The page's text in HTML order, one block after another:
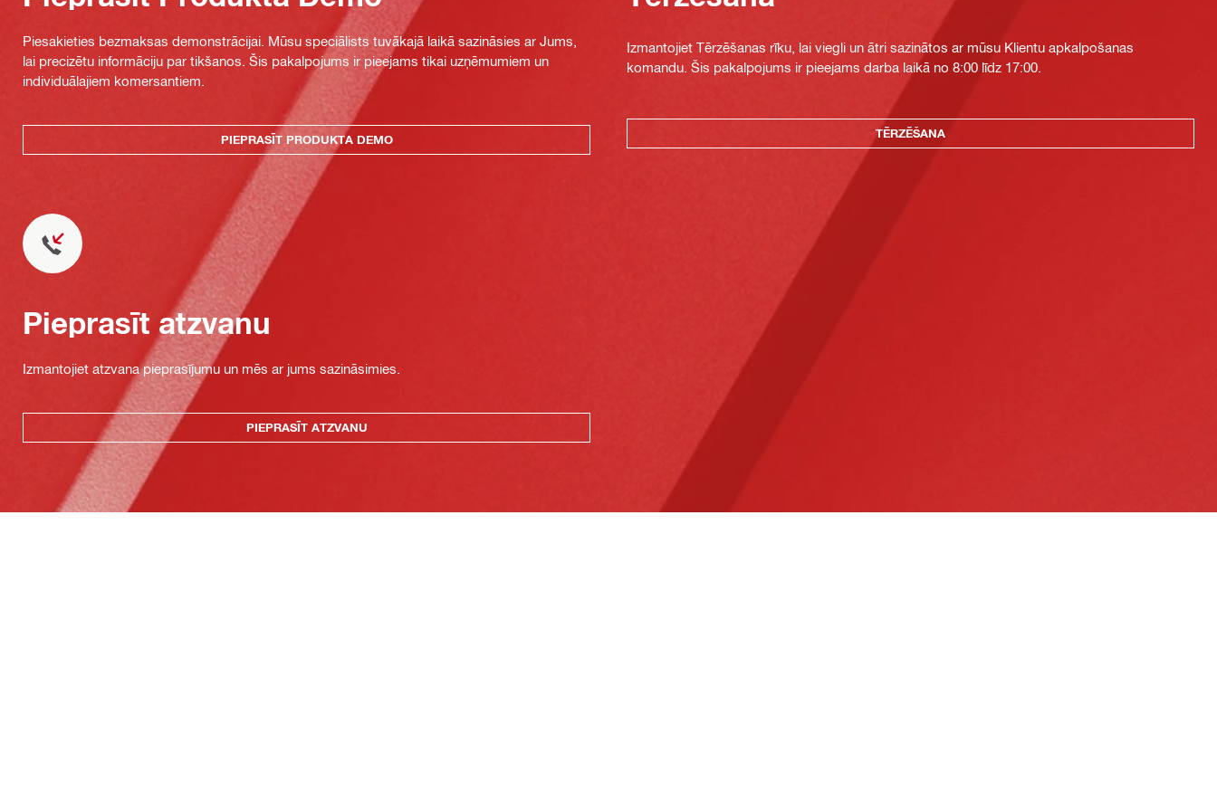
Piesakieties bezmaksas demonstrācijai. Mūsu speciālists tuvākajā laikā sazināsies ar Jums,
lai precizētu informāciju par tikšanos. Šis pakalpojums ir pieejams tikai uzņēmumiem un
individuālajiem komersantiem.
PIEPRASĪT PRODUKTA DEMO
Izmantojiet Tērzēšanas rīku, lai viegli un ātri sazinātos ar mūsu Klientu apkalpošanas
komandu. Šis pakalpojums ir pieejams darba laikā no 8:00 līdz 17:00.
TĒRZĒŠANA
Pieprasīt atzvanu
Izmantojiet atzvana pieprasījumu un mēs ar jums sazināsimies.
PIEPRASĪT ATZVANU